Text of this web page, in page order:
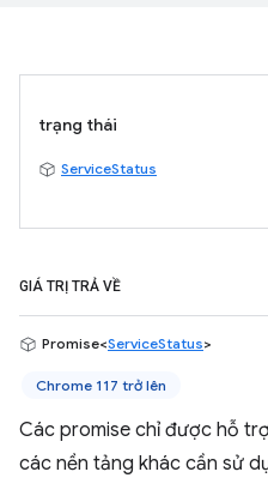
trạng thái
ServiceStatus
GIÁ TRỊ TRẢ VỀ
Promise<ServiceStatus>
Chrome 117 trở lên
Các promise chỉ được hỗ
các nền tảng khác cần sử